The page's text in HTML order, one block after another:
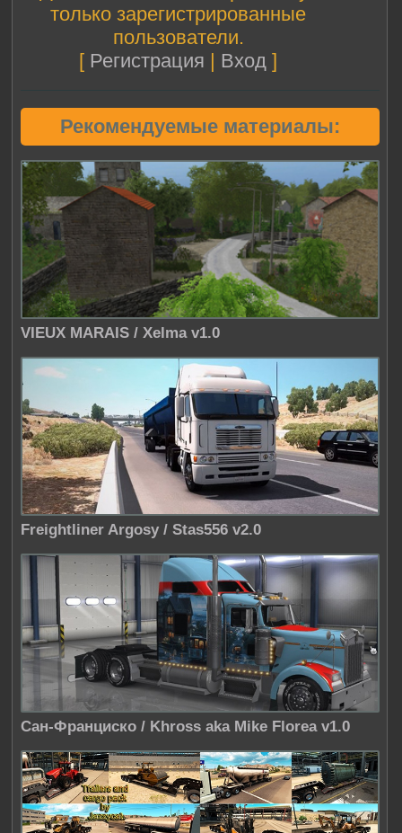
только зарегистрированные
пользователи.
[ Регистрация | Вход ]
Рекомендуемые материалы:
VIEUX MARAIS / Xelma v1.0
Freightliner Argosy / Stas556 v2.0
Сан-Франциско / Khross aka Mike Florea v1.0